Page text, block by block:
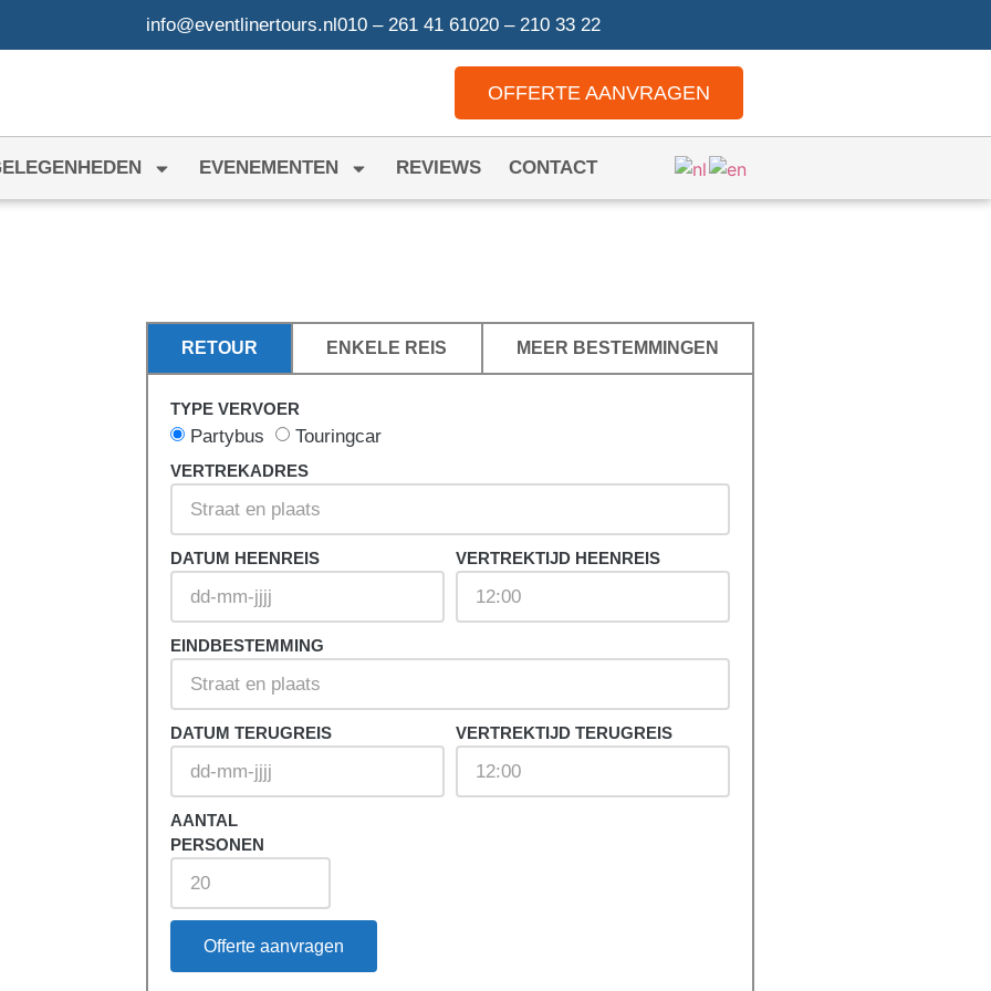
info@eventlinertours.nl010 – 261 41 61020 – 210 33 22
OFFERTE AANVRAGEN
EVENEMENTEN REVIEWS CONTACT
RETOUR ENKELE REIS MEER BESTEMMINGEN
TYPE VERVOER
Partybus Touringcar
VERTREKADRES
DATUM HEENREIS VERTREKTIJD HEENREIS
EINDBESTEMMING
DATUM TERUGREIS VERTREKTIJD TERUGREIS
AANTAL
PERSONEN
Offerte aanvragen